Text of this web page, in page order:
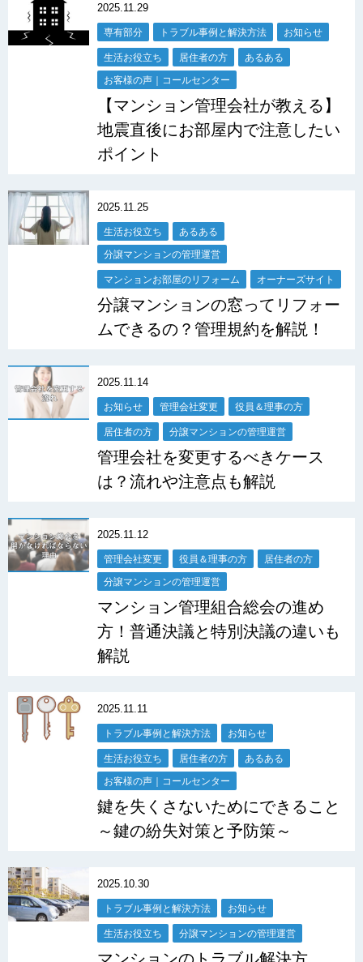
2025.11.29
専有部分 トラブル事例と解決方法 お知らせ
生活お役立ち 居住者の方 あるある
お客様の声｜コールセンター
【マンション管理会社が教える】
地震直後にお部屋内で注意したい
ポイント
2025.11.25
生活お役立ち あるある
分譲マンションの管理運営
マンションお部屋のリフォーム オーナーズサイト
分譲マンションの窓ってリフォー
ムできるの？管理規約を解説！
2025.11.14
お知らせ 管理会社変更 役員＆理事の方
居住者の方 分譲マンションの管理運営
管理会社を変更するべきケース
は？流れや注意点も解説
2025.11.12
管理会社変更 役員＆理事の方 居住者の方
分譲マンションの管理運営
マンション管理組合総会の進め
方！普通決議と特別決議の違いも
解説
2025.11.11
トラブル事例と解決方法 お知らせ
生活お役立ち 居住者の方 あるある
お客様の声｜コールセンター
鍵を失くさないためにできること
～鍵の紛失対策と予防策～
2025.10.30
トラブル事例と解決方法 お知らせ
生活お役立ち 分譲マンションの管理運営